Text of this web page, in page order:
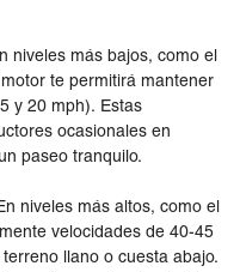
niveles más bajos, como el
te permitirá mantener
y 20 mph). Estas
ocasionales en
paseo tranquilo.
niveles más altos, como el
velocidades de 40-45
llano o cuesta abajo.